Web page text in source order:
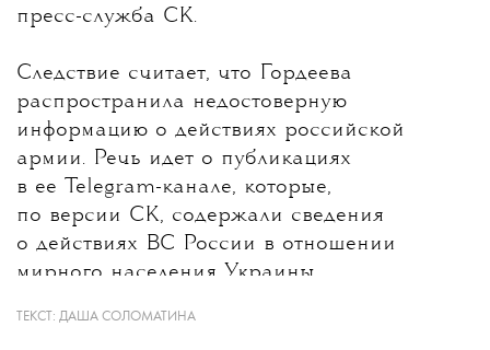
пресс-служба СК.
Следствие считает, что Гордеева
распространила недостоверную
информацию о действиях российской
армии. Речь идет о публикациях
в ее Telegram-канале, которые,
по версии СК, содержали сведения
о действиях ВС России в отношении
мирного населения Украины.
Какие именно материалы стали
ТЕКСТ: ДАША СОЛОМАТИНА